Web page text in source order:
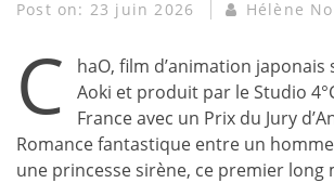
Post on: 23 juin 2026 Hélène
C
haO, film d’animation japonais
Aoki et produit par le Studio
France avec un Prix du Jury
Romance fantastique entre un
une princesse sirène, ce premier long